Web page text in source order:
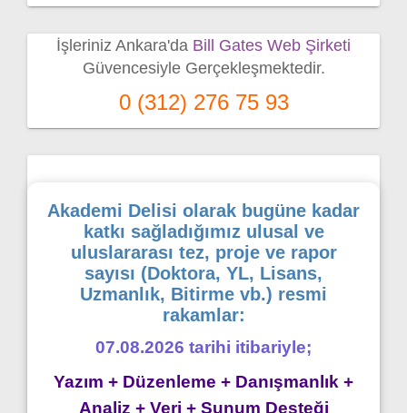
İşleriniz Ankara'da Bill Gates Web Şirketi
Güvencesiyle Gerçekleşmektedir.
0 (312) 276 75 93
Akademi Delisi olarak bugüne kadar
katkı sağladığımız ulusal ve
uluslararası tez, proje ve rapor
sayısı (Doktora, YL, Lisans,
Uzmanlık, Bitirme vb.) resmi
rakamlar:
07.08.2026 tarihi itibariyle;
Yazım + Düzenleme + Danışmanlık +
Analiz + Veri + Sunum Desteği